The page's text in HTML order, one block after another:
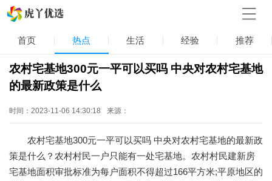
首页 热点 生活 经验 推荐
农村宅基地300元一平可以买吗 中央对农村宅基地
的最新政策是什么
时间：2023-11-06 14:30:18 来源：
农村宅基地300元一平可以买吗 中央对农村宅基地的最新政
策是什么？农村村民一户只能有一处宅基地。农村村民建新房
宅基地面积审批标准为每户面积不得超过166平方米;平原地区的